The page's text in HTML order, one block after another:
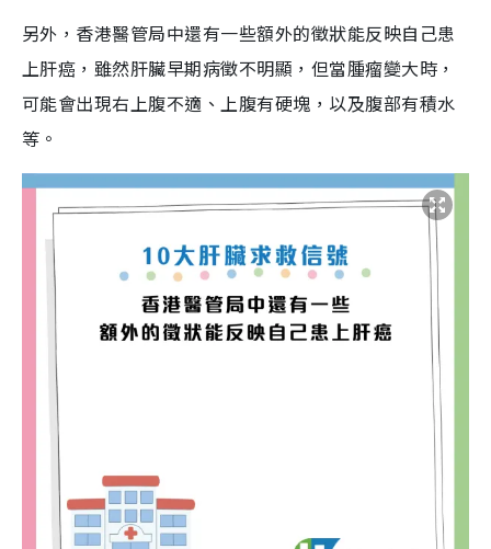
另外，香港醫管局中還有一些額外的徵狀能反映自己患
上肝癌，雖然肝臟早期病徵不明顯，但當腫瘤變大時，
可能會出現右上腹不適、上腹有硬塊，以及腹部有積水
等。